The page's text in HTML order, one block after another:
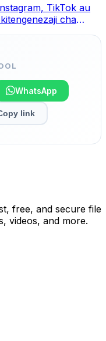
TikTok au
cha
WhatsApp
link
free, and secure file
videos, and more.